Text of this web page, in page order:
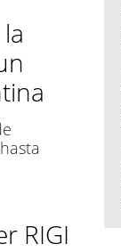
RIGI